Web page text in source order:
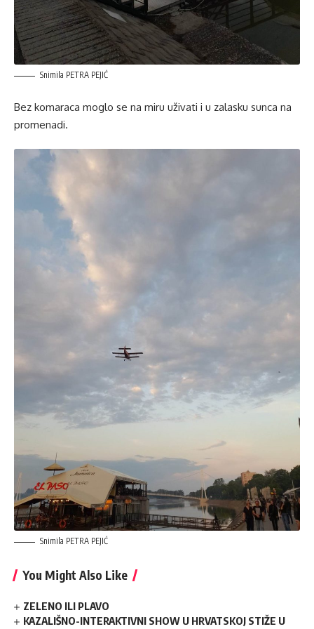
Snimila PETRA PEJIĆ
Bez komaraca moglo se na miru uživati i u zalasku sunca na
promenadi.
Snimila PETRA PEJIĆ
You Might Also Like
ZELENO ILI PLAVO
KAZALIŠNO-INTERAKTIVNI SHOW U HRVATSKOJ STIŽE U